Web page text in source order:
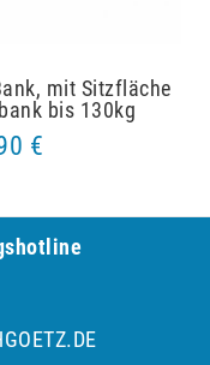
mit Sitzfläche
bis 130kg
€